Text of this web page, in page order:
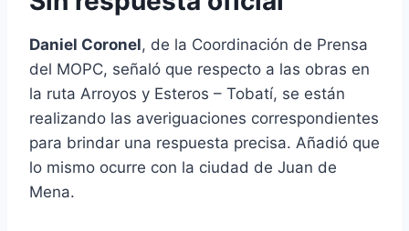
Daniel Coronel, de la Coordinación de Prensa
del MOPC, señaló que respecto a las obras en
la ruta Arroyos y Esteros – Tobatí, se están
realizando las averiguaciones correspondientes
para brindar una respuesta precisa. Añadió que
lo mismo ocurre con la ciudad de Juan de
Mena.